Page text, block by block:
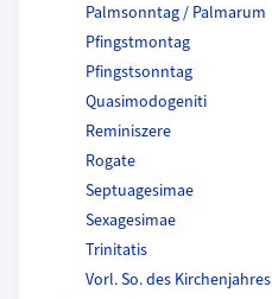
Palmsonntag / Palmarum
Pfingstmontag
Pfingstsonntag
Quasimodogeniti
Reminiszere
Rogate
Septuagesimae
Sexagesimae
Trinitatis
Vorl. So. des Kirchenjahres